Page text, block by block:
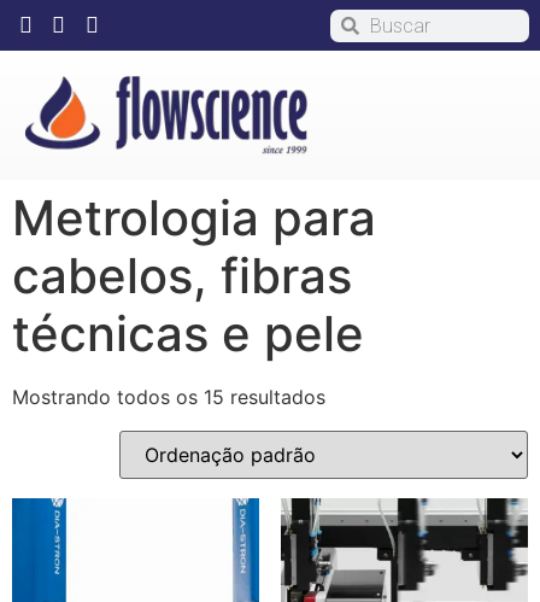
Metrologia para
cabelos, fibras
técnicas e pele
Mostrando todos os 15 resultados